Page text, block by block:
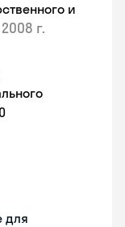
и
2008 г.
для